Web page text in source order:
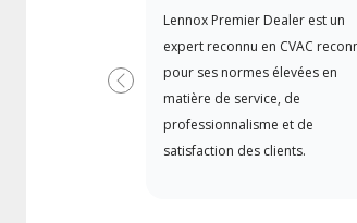
Lennox Premier Dealer est un
expert reconnu en CVAC
pour ses normes élevées en
matière de service, de
professionnalisme et de
satisfaction des clients.
Précédent